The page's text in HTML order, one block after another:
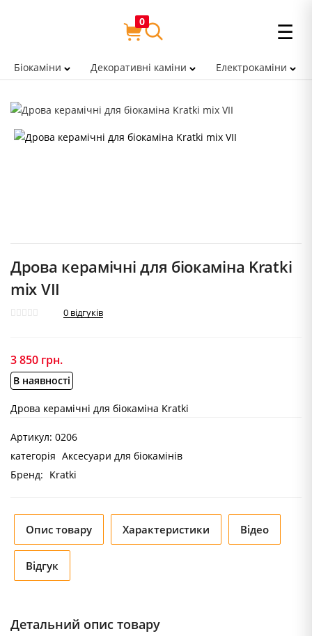
☰
0
Біокаміни Декоративні каміни Електрокаміни
Дрова керамічні для біокаміна Kratki
mix VII
0 відгуків
3 850 грн.
В наявності
Дрова керамічні для біокаміна Kratki
Артикул: 0206
категорія Аксесуари для біокамінів
Бренд: Kratki
Опис товару Характеристики Відео
Відгук
Детальний опис товару